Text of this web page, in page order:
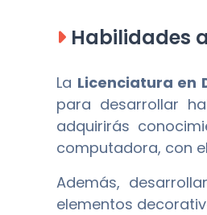
Habilidades
La Licenciatura en
para desarrollar
adquirirás
computadora, con
Además,
elementos